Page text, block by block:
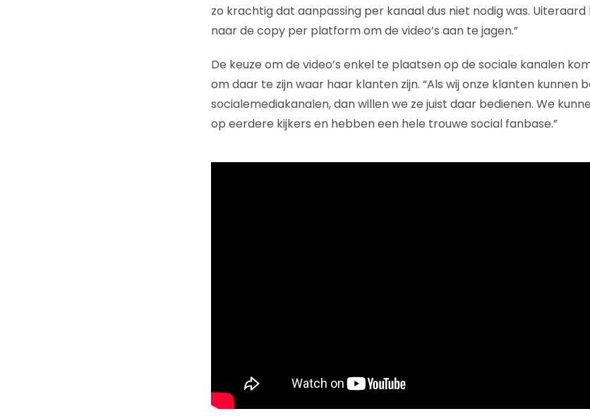
zo krachtig dat aanpassing per kanaal dus niet nodig was.
naar de copy per platform om de video’s aan te jagen.”
De keuze om de video’s enkel te plaatsen op de sociale kanalen
om daar te zijn waar haar klanten zijn. “Als wij onze klanten kunnen
socialemediakanalen, dan willen we ze juist daar bedienen. We
op eerdere kijkers en hebben een hele trouwe social fanbase.”